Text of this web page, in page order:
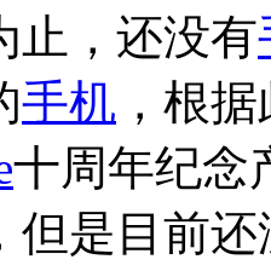
止，还没有
手机 ，根
十周年纪念
但是目前